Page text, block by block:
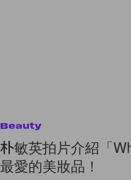
Beauty
朴敏英拍片介紹「
最愛的美妝品！